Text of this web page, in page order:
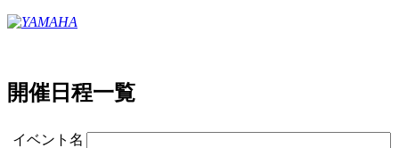
開催日程一覧
イベント名